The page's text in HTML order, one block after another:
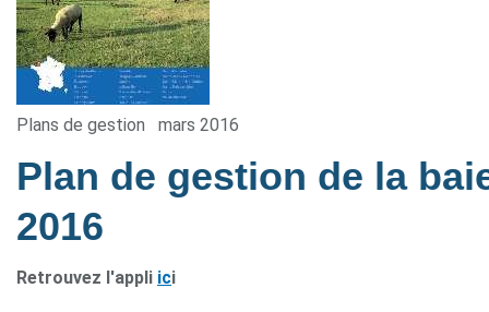
Plans de gestion mars 2016
Plan de gestion de la
2016
Retrouvez l'appli ici